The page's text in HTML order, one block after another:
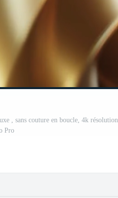
, sans couture en boucle, 4k résolution
Pro